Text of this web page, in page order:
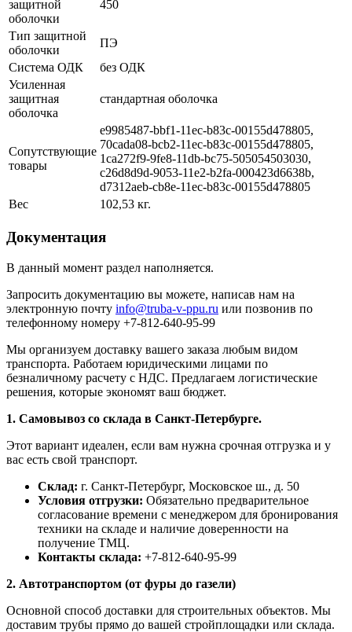
защитной
оболочки
450
Тип защитной
оболочки
ПЭ
Система ОДК
без ОДК
Усиленная
защитная
оболочка
стандартная оболочка
Сопутствующие
товары
e9985487-bbf1-11ec-b83c-00155d478805,
70cada08-bcb2-11ec-b83c-00155d478805,
1ca272f9-9fe8-11db-bc75-505054503030,
c26d8d9d-9053-11e2-b2fa-000423d6638b,
d7312aeb-cb8e-11ec-b83c-00155d478805
Вес
102,53 кг.
Документация
В данный момент раздел наполняется.
Запросить документацию вы можете, написав нам на
электронную почту info@truba-v-ppu.ru или позвонив по
телефонному номеру +7-812-640-95-99
Мы организуем доставку вашего заказа любым видом
транспорта. Работаем юридическими лицами по
безналичному расчету с НДС. Предлагаем логистические
решения, которые экономят ваш бюджет.
1. Самовывоз со склада в Санкт-Петербурге.
Этот вариант идеален, если вам нужна срочная отгрузка и у
вас есть свой транспорт.
Склад: г. Санкт-Петербург, Московское ш., д. 50
Условия отгрузки: Обязательно предварительное
согласование времени с менеджером для бронирования
техники на складе и наличие доверенности на
получение ТМЦ.
Контакты склада: +7-812-640-95-99
2. Автотранспортом (от фуры до газели)
Основной способ доставки для строительных объектов. Мы
доставим трубы прямо до вашей стройплощадки или склада.